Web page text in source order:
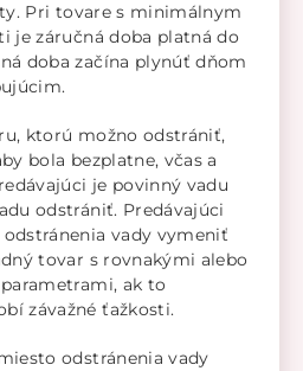
Pri tovare s minimálnym
je záručná doba platná do
doba začína plynúť dňom
ktorú možno odstrániť,
bola bezplatne, včas a
je povinný vadu
odstrániť. Predávajúci
vady vymeniť
tovar s rovnakými alebo
ak to
závažné ťažkosti.
odstránenia vady